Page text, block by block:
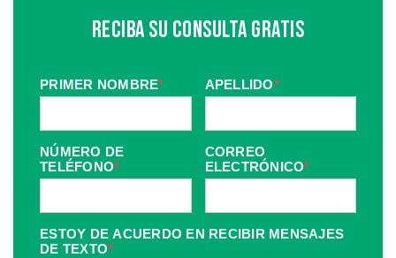
Reciba Su Consulta Gratis
PRIMER NOMBRE* APELLIDO*
NÚMERO DE
TELÉFONO*
CORREO
ELECTRÓNICO*
ESTOY DE ACUERDO EN RECIBIR MENSAJES
DE TEXTO*